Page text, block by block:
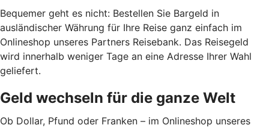
Bequemer geht es nicht: Bestellen Sie Bargeld in
ausländischer Währung für Ihre Reise ganz einfach im
Onlineshop unseres Partners Reisebank. Das Reisegeld
wird innerhalb weniger Tage an eine Adresse Ihrer Wahl
geliefert.
Geld wechseln für die ganze Welt
Ob Dollar, Pfund oder Franken – im Onlineshop unseres